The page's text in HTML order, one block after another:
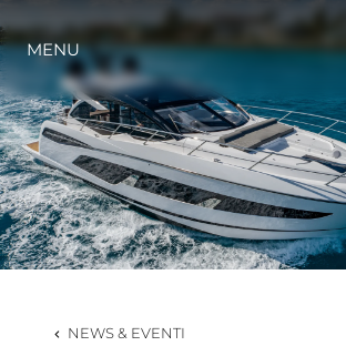
LIFESTYLE
L'AZIENDA
MENU
NEWS & EVENTI